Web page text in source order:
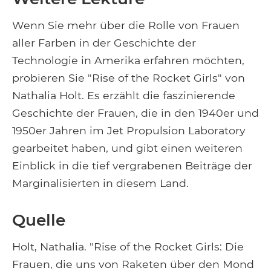
Wenn Sie mehr über die Rolle von Frauen
aller Farben in der Geschichte der
Technologie in Amerika erfahren möchten,
probieren Sie "Rise of the Rocket Girls" von
Nathalia Holt. Es erzählt die faszinierende
Geschichte der Frauen, die in den 1940er und
1950er Jahren im Jet Propulsion Laboratory
gearbeitet haben, und gibt einen weiteren
Einblick in die tief vergrabenen Beiträge der
Marginalisierten in diesem Land.
Quelle
Holt, Nathalia. "Rise of the Rocket Girls: Die
Frauen, die uns von Raketen über den Mond